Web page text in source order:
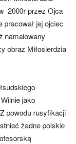
2000r przez Ojca
pracował jej ojciec
namalowany
obraz Miłosierdzia
jako
powodu rusyfikacji
żadne polskie